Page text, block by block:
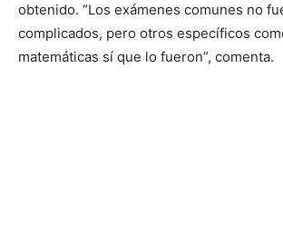
obtenido. “Los exámenes comunes no
complicados, pero otros específicos
matemáticas sí que lo fueron”, comenta.